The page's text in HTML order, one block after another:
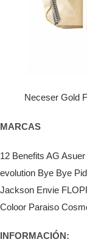
Neceser Gold
MARCAS
12 Benefits AG
evolution Bye Bye
Jackson Envie
Coloor Paraiso
INFORMACIÓN: